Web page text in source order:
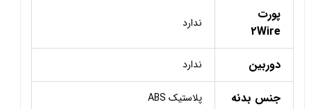
پورت
2Wire
ندارد
دوربین ندارد
جنس بدنه پلاستیک ABS